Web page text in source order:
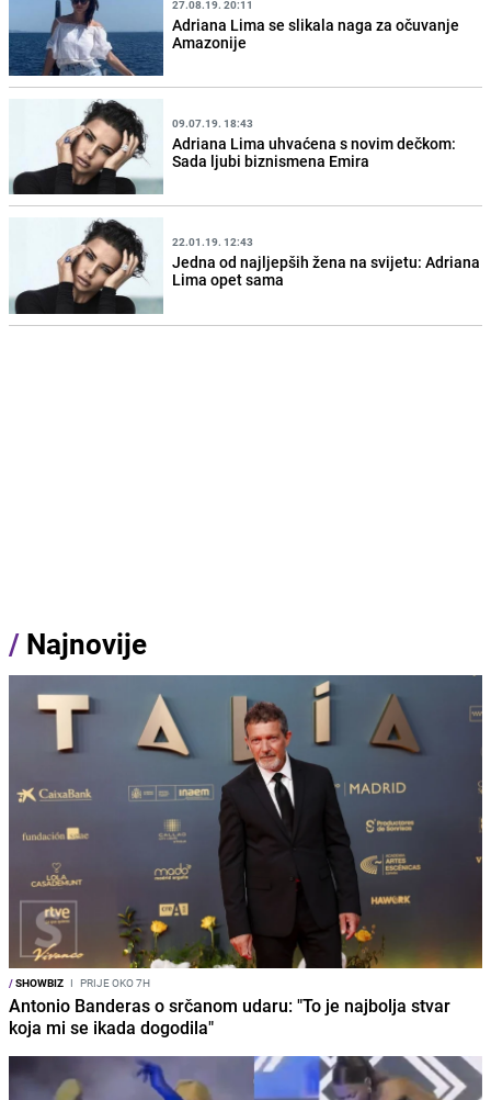
27.08.19. 20:11
Adriana Lima se slikala naga za očuvanje
Amazonije
09.07.19. 18:43
Adriana Lima uhvaćena s novim dečkom:
Sada ljubi biznismena Emira
22.01.19. 12:43
Jedna od najljepših žena na svijetu: Adriana
Lima opet sama
/ Najnovije
/SHOWBIZ I PRIJE OKO 7H
Antonio Banderas o srčanom udaru: "To je najbolja stvar
koja mi se ikada dogodila"